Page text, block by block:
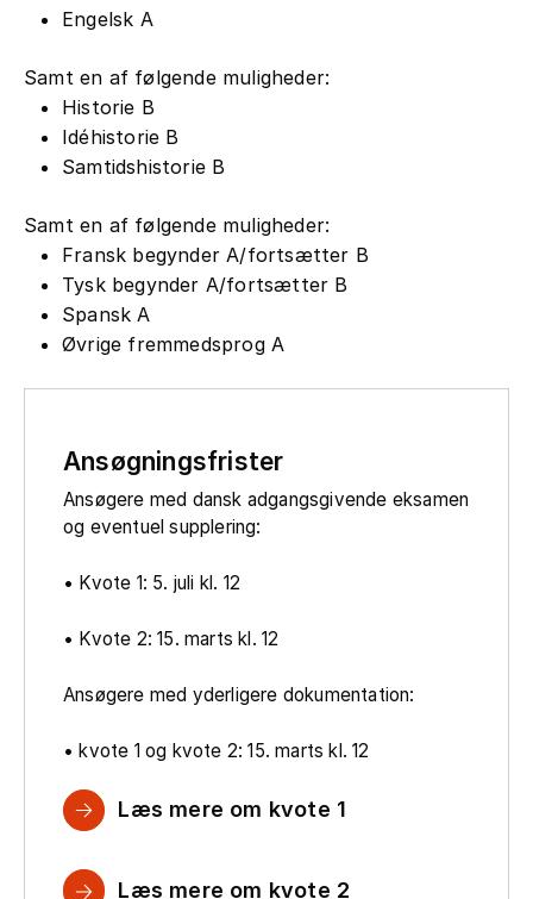
Engelsk A
Samt en af følgende muligheder:
Historie B
Idéhistorie B
Samtidshistorie B
Samt en af følgende muligheder:
Fransk begynder A/fortsætter B
Tysk begynder A/fortsætter B
Spansk A
Øvrige fremmedsprog A
Ansøgningsfrister
Ansøgere med dansk adgangsgivende eksamen
og eventuel supplering:
• Kvote 1: 5. juli kl. 12
• Kvote 2: 15. marts kl. 12
Ansøgere med yderligere dokumentation:
• kvote 1 og kvote 2: 15. marts kl. 12
Læs mere om kvote 1
Læs mere om kvote 2